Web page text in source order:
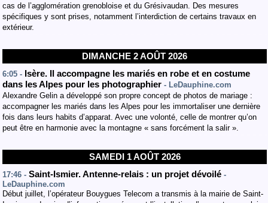
cas de l’agglomération grenobloise et du Grésivaudan. Des mesures
spécifiques y sont prises, notamment l’interdiction de certains travaux en
extérieur.
DIMANCHE 2 AOÛT 2026
6:05 - Isère. Il accompagne les mariés en robe et en costume
dans les Alpes pour les photographier - LeDauphine.com
Alexandre Gelin a développé son propre concept de photos de mariage :
accompagner les mariés dans les Alpes pour les immortaliser une dernière
fois dans leurs habits d’apparat. Avec une volonté, celle de montrer qu’on
peut être en harmonie avec la montagne « sans forcément la salir ».
SAMEDI 1 AOÛT 2026
17:46 - Saint-Ismier. Antenne-relais : un projet dévoilé -
LeDauphine.com
Début juillet, l’opérateur Bouygues Telecom a transmis à la mairie de Saint-